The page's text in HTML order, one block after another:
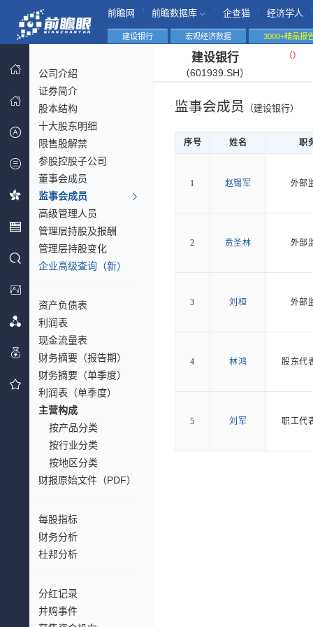
前瞻网 前瞻数据库 企查猫 经济学人
建设银行 宏观经济数据 3000+精品报
公司介绍
证券简介
股本结构
十大股东明细
限售股解禁
参股控股子公司
董事会成员
监事会成员
高级管理人员
管理层持股及报酬
管理层持股变化
企业高级查询（新）
资产负债表
利润表
现金流量表
财务摘要（报告期）
财务摘要（单季度）
利润表（单季度）
主营构成
按产品分类
按行业分类
按地区分类
财报原始文件（PDF）
每股指标
财务分析
杜邦分析
分红记录
并购事件
建设银行
（601939.SH）
（）
监事会成员 （建设银行）
序号 姓名 职
1 赵锡军 外部
2 贲圣林 外部
3 刘桓 外部
4 林鸿 股东代
5 刘军 职工代